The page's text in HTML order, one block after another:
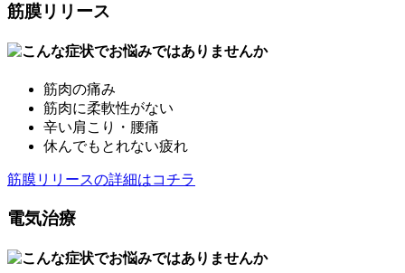
筋膜リリース
筋肉の痛み
筋肉に柔軟性がない
辛い肩こり・腰痛
休んでもとれない疲れ
筋膜リリースの詳細はコチラ
電気治療